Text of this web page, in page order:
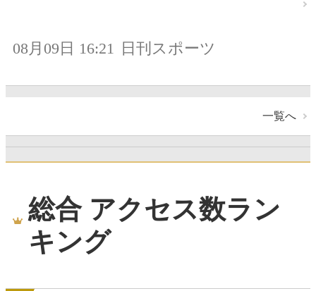
08月09日 16:21 日刊スポーツ
一覧へ
総合 アクセス数ラン
キング